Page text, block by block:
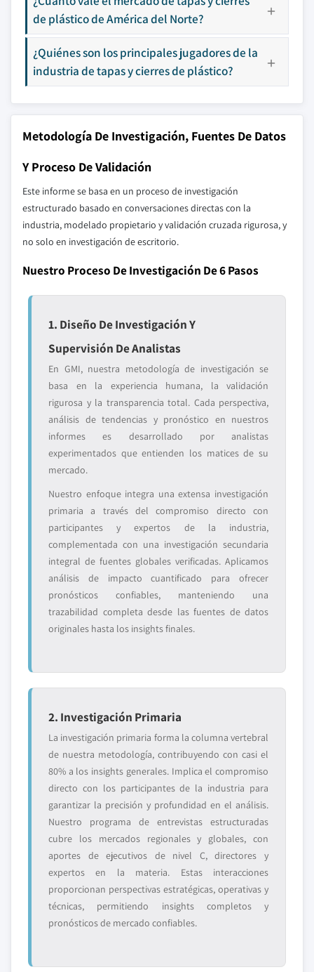
de plástico de América del Norte?
¿Quiénes son los principales jugadores de la
industria de tapas y cierres de plástico?
Metodología De Investigación, Fuentes De Datos
Y Proceso De Validación
Este informe se basa en un proceso de investigación
estructurado basado en conversaciones directas con la
industria, modelado propietario y validación cruzada rigurosa, y
no solo en investigación de escritorio.
Nuestro Proceso De Investigación De 6 Pasos
1. Diseño De Investigación Y
Supervisión De Analistas
En GMI, nuestra metodología de investigación se
basa en la experiencia humana, la validación
rigurosa y la transparencia total. Cada perspectiva,
análisis de tendencias y pronóstico en nuestros
informes es desarrollado por analistas
experimentados que entienden los matices de su
mercado.
Nuestro enfoque integra una extensa investigación
primaria a través del compromiso directo con
participantes y expertos de la industria,
complementada con una investigación secundaria
integral de fuentes globales verificadas. Aplicamos
análisis de impacto cuantificado para ofrecer
pronósticos confiables, manteniendo una
trazabilidad completa desde las fuentes de datos
originales hasta los insights finales.
2. Investigación Primaria
La investigación primaria forma la columna vertebral
de nuestra metodología, contribuyendo con casi el
80% a los insights generales. Implica el compromiso
directo con los participantes de la industria para
garantizar la precisión y profundidad en el análisis.
Nuestro programa de entrevistas estructuradas
cubre los mercados regionales y globales, con
aportes de ejecutivos de nivel C, directores y
expertos en la materia. Estas interacciones
proporcionan perspectivas estratégicas, operativas y
técnicas, permitiendo insights completos y
pronósticos de mercado confiables.